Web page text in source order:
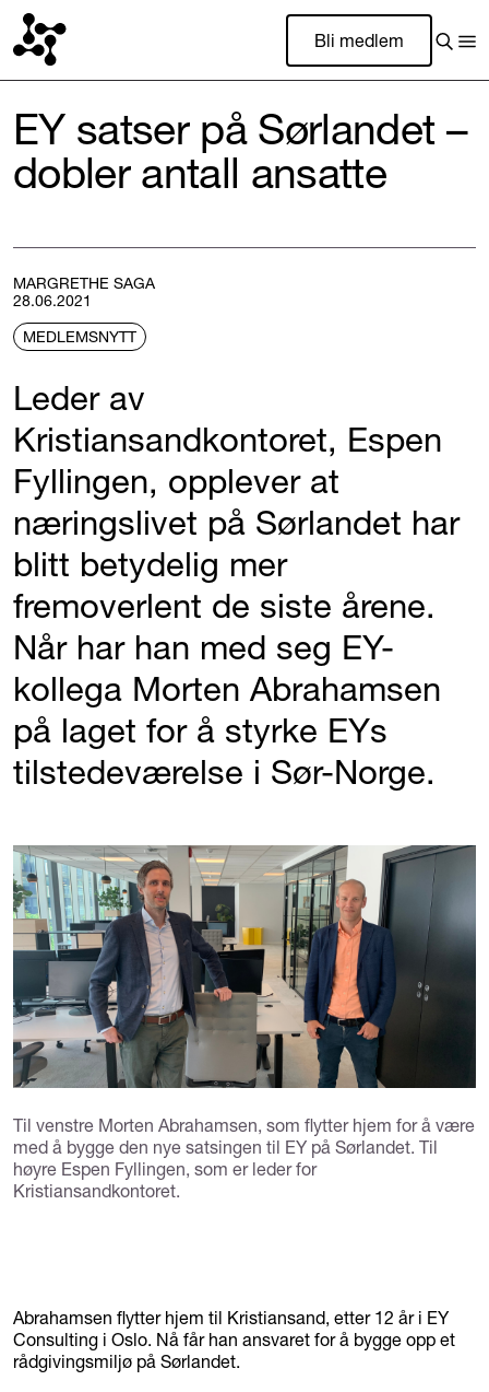
Bli medlem
EY satser på Sørlandet –
dobler antall ansatte
MARGRETHE SAGA
28.06.2021
MEDLEMSNYTT
Leder av
Kristiansandkontoret, Espen
Fyllingen, opplever at
næringslivet på Sørlandet har
blitt betydelig mer
fremoverlent de siste årene.
Når har han med seg EY-
kollega Morten Abrahamsen
på laget for å styrke EYs
tilstedeværelse i Sør-Norge.
Til venstre Morten Abrahamsen, som flytter hjem for å være
med å bygge den nye satsingen til EY på Sørlandet. Til
høyre Espen Fyllingen, som er leder for
Kristiansandkontoret.
Abrahamsen flytter hjem til Kristiansand, etter 12 år i EY
Consulting i Oslo. Nå får han ansvaret for å bygge opp et
rådgivingsmiljø på Sørlandet.